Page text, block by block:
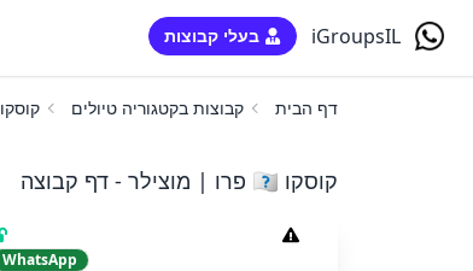
iGroupsIL בעלי קבוצות
דף הבית קבוצות בקטגוריה טיולים קוסקו 🇵🇪 פרו | מוצילר
קוסקו 🇵🇪 פרו | מוצילר - דף קבוצה
WhatsApp